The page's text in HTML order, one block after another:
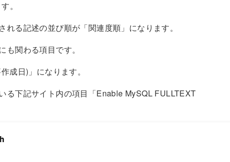
。
る記述の並び順が「関連度順」になります。
関わる項目です。
成日)」になります。
る下記サイト内の項目「Enable MySQL FULLTEXT